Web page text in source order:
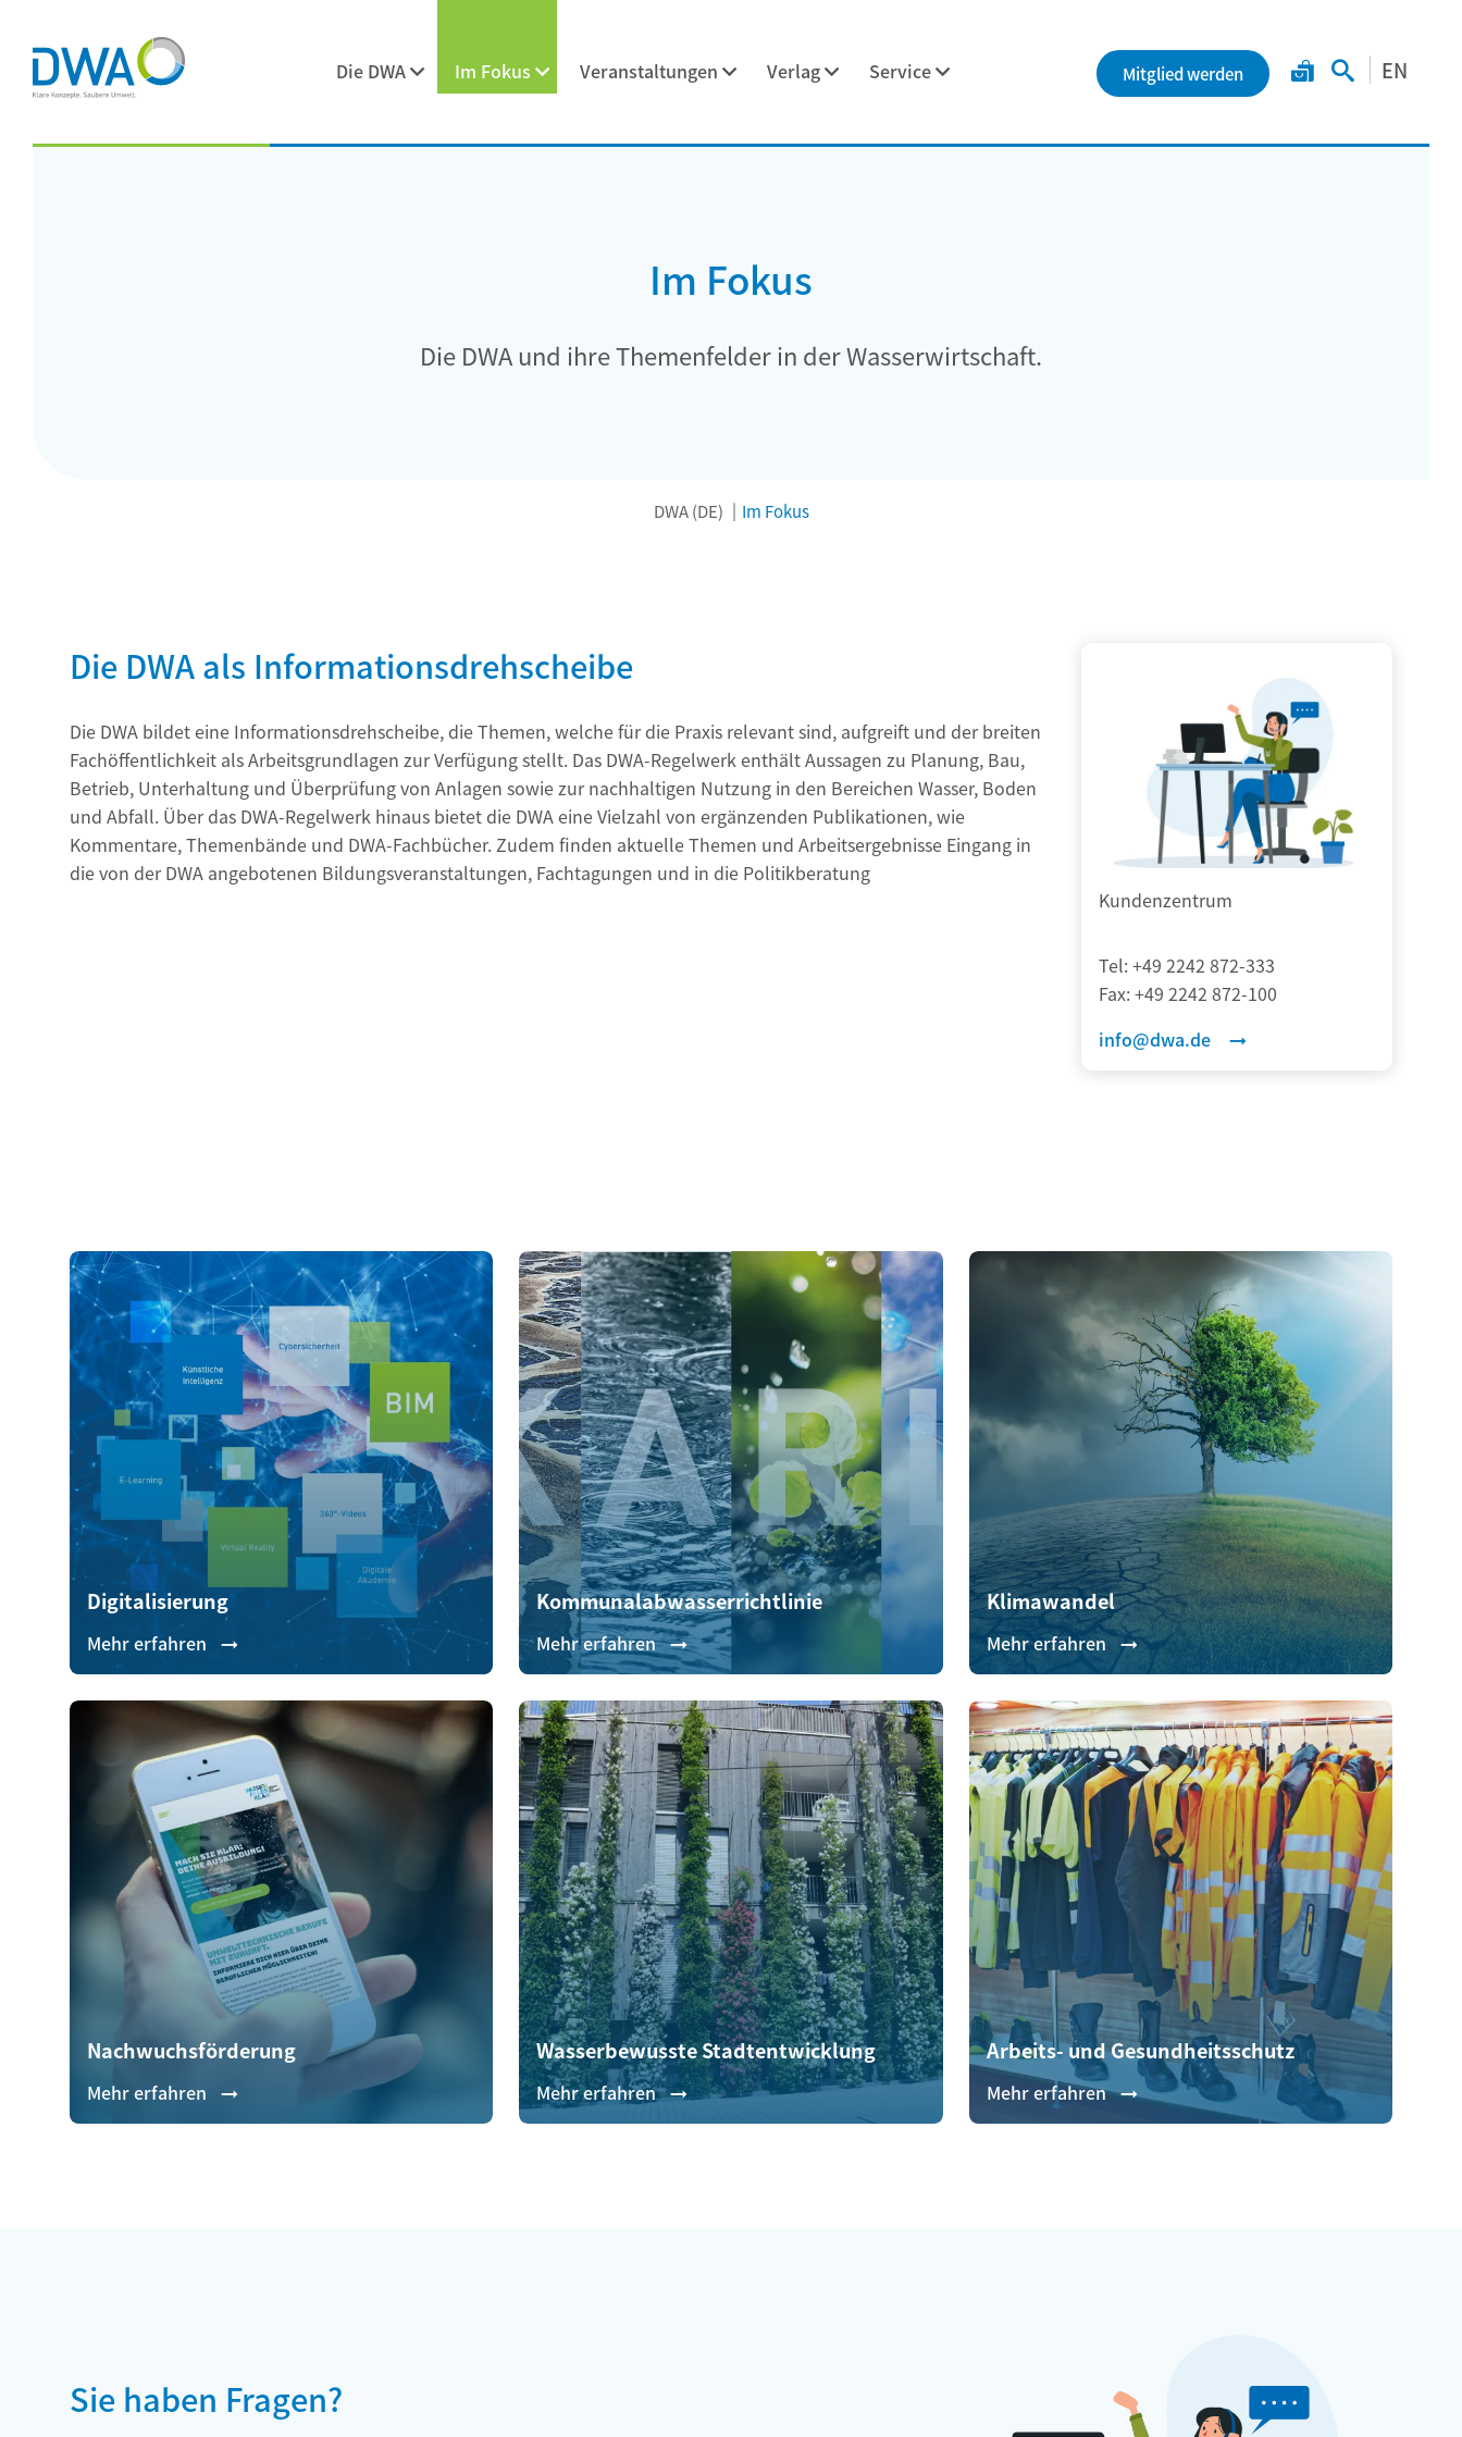
Die DWA Im Fokus Veranstaltungen Verlag Service Mitglied werden EN
Im Fokus
Die DWA und ihre Themenfelder in der Wasserwirtschaft.
DWA (DE) Im Fokus
Die DWA als Informationsdrehscheibe
Die DWA bildet eine Informationsdrehscheibe, die Themen, welche für die Praxis relevant sind, aufgreift und der breiten
Fachöffentlichkeit als Arbeitsgrundlagen zur Verfügung stellt. Das DWA-Regelwerk enthält Aussagen zu Planung, Bau,
Betrieb, Unterhaltung und Überprüfung von Anlagen sowie zur nachhaltigen Nutzung in den Bereichen Wasser, Boden
und Abfall. Über das DWA-Regelwerk hinaus bietet die DWA eine Vielzahl von ergänzenden Publikationen, wie
Kommentare, Themenbände und DWA-Fachbücher. Zudem finden aktuelle Themen und Arbeitsergebnisse Eingang in
die von der DWA angebotenen Bildungsveranstaltungen, Fachtagungen und in die Politikberatung
Kundenzentrum
Tel: +49 2242 872-333
Fax: +49 2242 872-100
info@dwa.de
Digitalisierung
Mehr erfahren
Kommunalabwasserrichtlinie
Mehr erfahren
Klimawandel
Mehr erfahren
Nachwuchsförderung
Mehr erfahren
Wasserbewusste Stadtentwicklung
Mehr erfahren
Arbeits- und Gesundheitsschutz
Mehr erfahren
Sie haben Fragen?